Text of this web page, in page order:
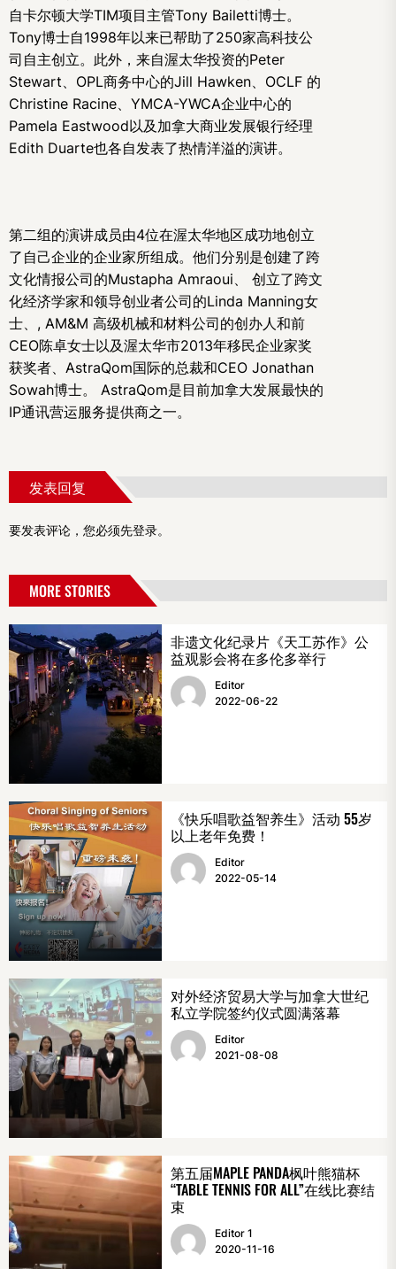
自卡尔顿大学TIM项目主管Tony Bailetti博士。
Tony博士自1998年以来已帮助了250家高科技公
司自主创立。此外，来自渥太华投资的Peter
Stewart、OPL商务中心的Jill Hawken、OCLF 的
Christine Racine、YMCA-YWCA企业中心的
Pamela Eastwood以及加拿大商业发展银行经理
Edith Duarte也各自发表了热情洋溢的演讲。
第二组的演讲成员由4位在渥太华地区成功地创立
了自己企业的企业家所组成。他们分别是创建了跨
文化情报公司的Mustapha Amraoui、 创立了跨文
化经济学家和领导创业者公司的Linda Manning女
士、, AM&M 高级机械和材料公司的创办人和前
CEO陈卓女士以及渥太华市2013年移民企业家奖
获奖者、AstraQom国际的总裁和CEO Jonathan
Sowah博士。 AstraQom是目前加拿大发展最快的
IP通讯营运服务提供商之一。
发表回复
要发表评论，您必须先登录。
MORE STORIES
非遗文化纪录片《天工苏作》公
益观影会将在多伦多举行
Editor
2022-06-22
《快乐唱歌益智养生》活动 55岁
以上老年免费！
Editor
2022-05-14
对外经济贸易大学与加拿大世纪
私立学院签约仪式圆满落幕
Editor
2021-08-08
第五届MAPLE PANDA枫叶熊猫杯
“TABLE TENNIS FOR ALL”在线比赛结
束
Editor 1
2020-11-16